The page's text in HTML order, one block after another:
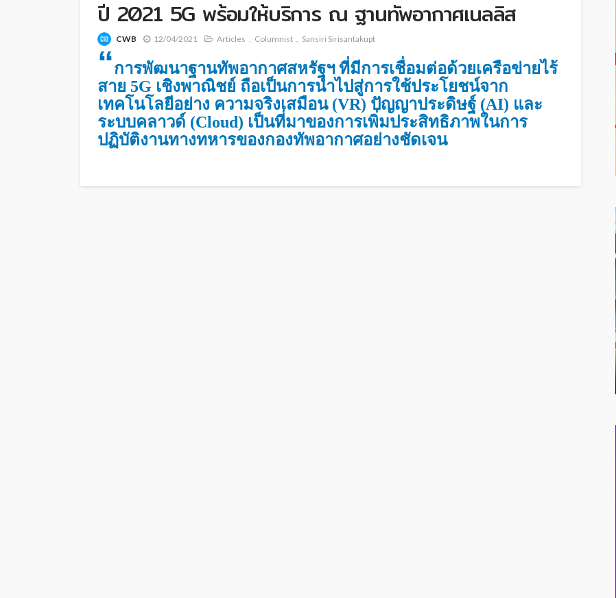
ปี 2021 5G พร้อมให้บริการ ณ ฐานทัพอากาศเนลลิส
CWB 12/04/2021 Articles Columnist Sansiri Sirisantakupt
“การพัฒนาฐานทัพอากาศสหรัฐฯ ที่มีการเชื่อมต่อด้วยเครือข่ายไร้
สาย 5G เชิงพาณิชย์ ถือเป็นการนำไปสู่การใช้ประโยชน์จาก
เทคโนโลยีอย่าง ความจริงเสมือน (VR) ปัญญาประดิษฐ์ (AI) และ
ระบบคลาวด์ (Cloud) เป็นที่มาของการเพิ่มประสิทธิภาพในการ
ปฏิบัติงานทางทหารของกองทัพอากาศอย่างชัดเจน